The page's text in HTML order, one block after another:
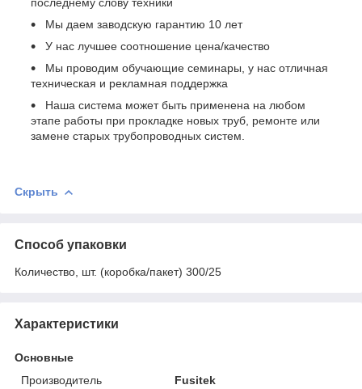
Мы даем заводскую гарантию 10 лет
У нас лучшее соотношение цена/качество
Мы проводим обучающие семинары, у нас отличная
техническая и рекламная поддержка
Наша система может быть применена на любом
этапе работы при прокладке новых труб, ремонте или
замене старых трубопроводных систем.
Скрыть
Способ упаковки
Количество, шт. (коробка/пакет) 300/25
Характеристики
Основные
Производитель
Fusitek